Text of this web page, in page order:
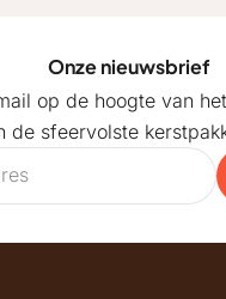
Onze nieuwsbrief
op de hoogte van
de sfeervolste